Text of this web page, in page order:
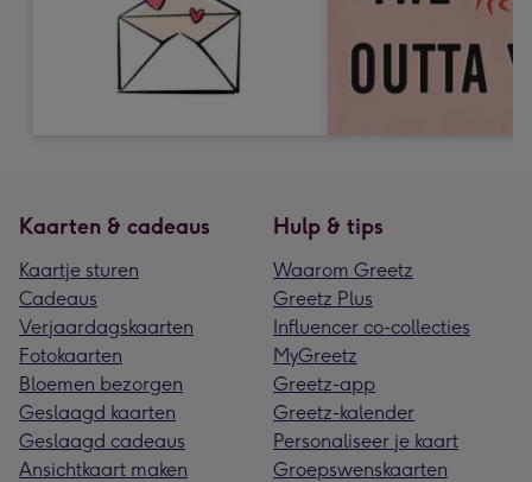
Kaarten & cadeaus
Kaartje sturen
Cadeaus
Verjaardagskaarten
Fotokaarten
Bloemen bezorgen
Geslaagd kaarten
Geslaagd cadeaus
Ansichtkaart maken
Hulp & tips
Waarom Greetz
Greetz Plus
Influencer co-collecties
MyGreetz
Greetz-app
Greetz-kalender
Personaliseer je kaart
Groepswenskaarten